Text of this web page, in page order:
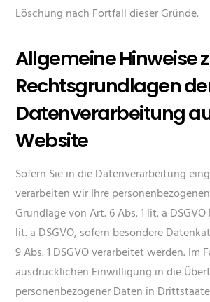
Löschung nach Fortfall dieser Gründe.
Allgemeine Hinweise
Rechtsgrundlagen
Datenverarbeitung
Website
Sofern Sie in die Datenverarbeitung
verarbeiten wir Ihre
Grundlage von Art. 6 Abs. 1 lit. a
lit. a DSGVO, sofern besondere
9 Abs. 1 DSGVO verarbeitet werden. Im
ausdrücklichen Einwilligung in die
personenbezogener Daten in